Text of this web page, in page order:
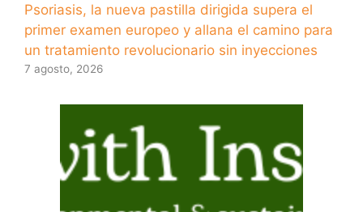
Psoriasis, la nueva pastilla dirigida supera el
primer examen europeo y allana el camino para
un tratamiento revolucionario sin inyecciones
7 agosto, 2026